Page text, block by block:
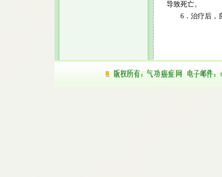
导致死亡。
6．治疗后，良